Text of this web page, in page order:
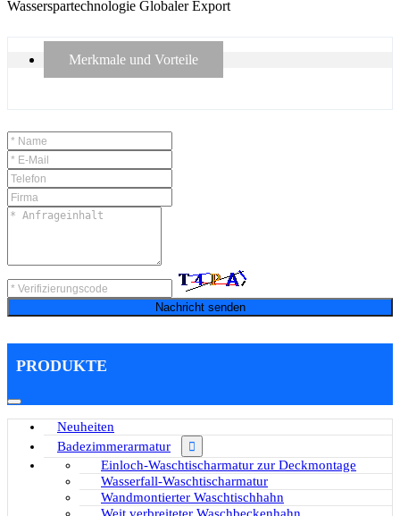
Merkmale und Vorteile
Nachricht senden
PRODUKTE
Neuheiten
Badezimmerarmatur
Einloch-Waschtischarmatur zur Deckmontage
Wasserfall-Waschtischarmatur
Wandmontierter Waschtischhahn